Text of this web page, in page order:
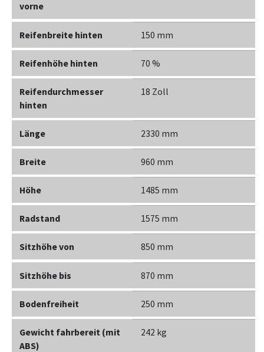
vorne
Reifenbreite hinten 150 mm
Reifenhöhe hinten 70 %
Reifendurchmesser
hinten
18 Zoll
Länge 2330 mm
Breite 960 mm
Höhe 1485 mm
Radstand 1575 mm
Sitzhöhe von 850 mm
Sitzhöhe bis 870 mm
Bodenfreiheit 250 mm
Gewicht fahrbereit (mit
ABS)
242 kg